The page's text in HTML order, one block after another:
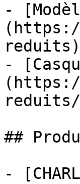
-
reduits)
-
reduits/
##
-